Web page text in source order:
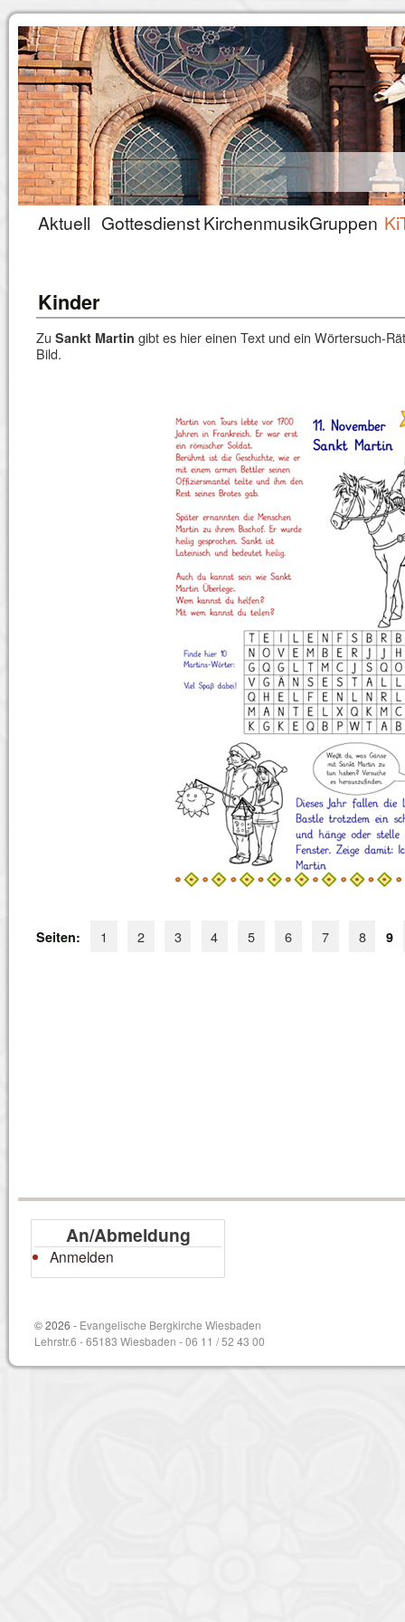
Aktuell GottesdienstKirchenmusikGruppen
Kinder
Zu Sankt Martin gibt es hier einen Text und ein Wörtersuch-
Bild.
Seiten: 1 2 3 4 5 6 7 8 9
An/Abmeldung
Anmelden
© 2026 - Evangelische Bergkirche Wiesbaden
Lehrstr.6 - 65183 Wiesbaden - 06 11 / 52 43 00